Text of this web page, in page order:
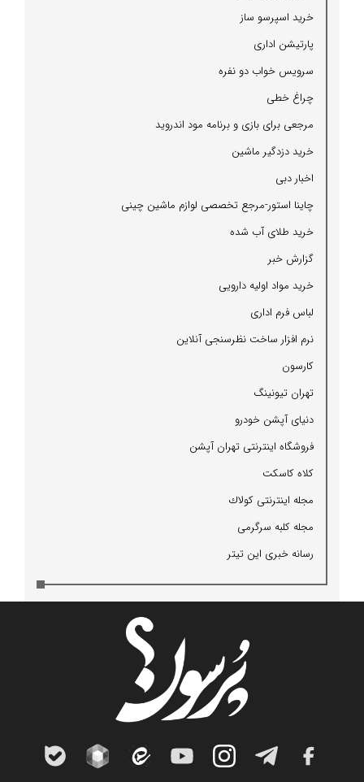
خرید اسپرسو ساز
پارتیشن اداری
سرویس خواب دو نفره
چراغ خطی
مرجعی برای بازی و برنامه مود اندروید
خرید دزدگیر ماشین
اخبار دبی
چاینا استور-مرجع تخصصی لوازم ماشین چینی
خرید طلای آب شده
گزارش خبر
خرید مواد اولیه دارویی
لباس فرم اداری
نرم افزار ساخت نظرسنجی آنلاین
كارسون
تهران تیونینگ
دنیای آپشن خودرو
فروشگاه اینترنتی تهران آپشن
كلاه كاسكت
مجله اینترنتی كولاك
مجله كلبه سرگرمی
رسانه خبری این تیتر